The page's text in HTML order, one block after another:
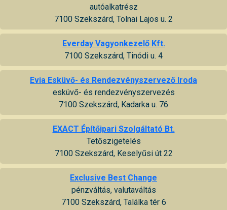
autóalkatrész
7100 Szekszárd, Tolnai Lajos u. 2
Everday Vagyonkezelő Kft.
7100 Szekszárd, Tinódi u. 4
Evia Esküvő- és Rendezvényszervező Iroda
esküvő- és rendezvényszervezés
7100 Szekszárd, Kadarka u. 76
EXACT Építőipari Szolgáltató Bt.
Tetőszigetelés
7100 Szekszárd, Keselyűsi út 22
Exclusive Best Change
pénzváltás, valutaváltás
7100 Szekszárd, Találka tér 6